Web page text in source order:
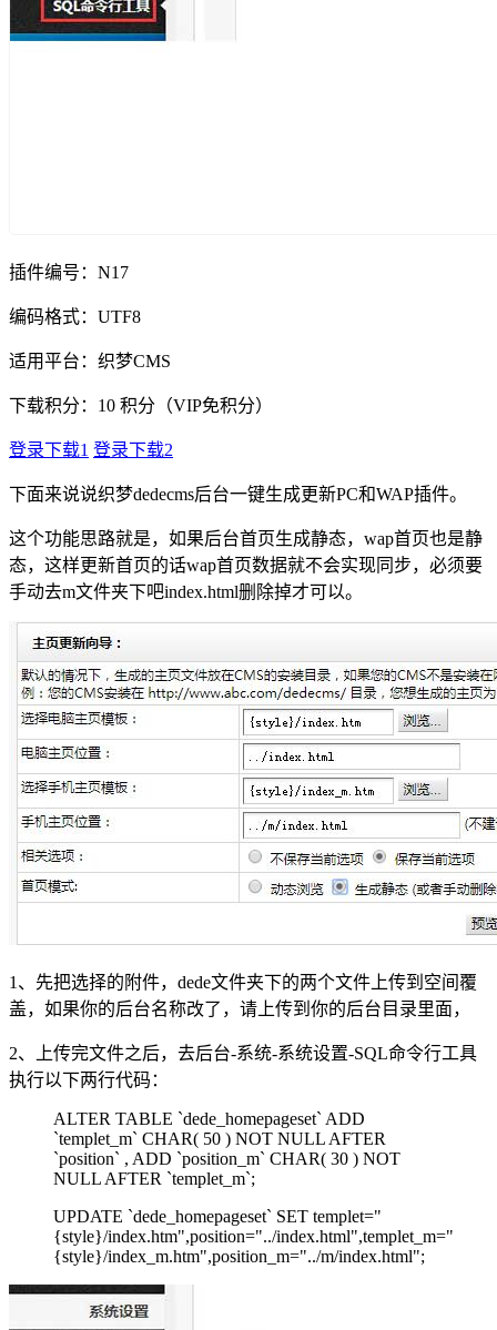
插件编号：N17
编码格式：UTF8
适用平台：织梦CMS
下载积分： 10 积分（VIP免积分）
登录下载1 登录下载2
下面来说说织梦dedecms后台一键生成更新PC和WAP插件。
这个功能思路就是，如果后台首页生成静态，wap首页也是静
态，这样更新首页的话wap首页数据就不会实现同步，必须要
手动去m文件夹下吧index.html删除掉才可以。
1、先把选择的附件，dede文件夹下的两个文件上传到空间覆
盖，如果你的后台名称改了，请上传到你的后台目录里面，
2、上传完文件之后，去后台-系统-系统设置-SQL命令行工具
执行以下两行代码：
ALTER TABLE `dede_homepageset` ADD
`templet_m` CHAR( 50 ) NOT NULL AFTER
`position` , ADD `position_m` CHAR( 30 ) NOT
NULL AFTER `templet_m`;
UPDATE `dede_homepageset` SET templet="
{style}/index.htm",position="../index.html",templet_m="
{style}/index_m.htm",position_m="../m/index.html";